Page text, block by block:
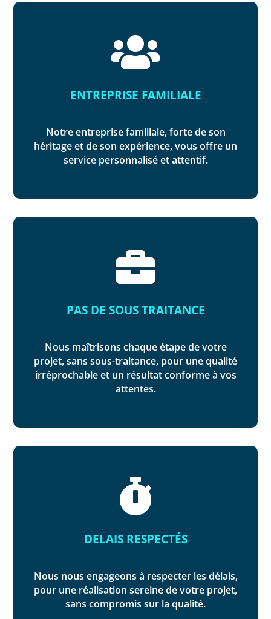

ENTREPRISE FAMILIALE
Notre entreprise familiale, forte de son
héritage et de son expérience, vous offre un
service personnalisé et attentif.

PAS DE SOUS TRAITANCE
Nous maîtrisons chaque étape de votre
projet, sans sous-traitance, pour une qualité
irréprochable et un résultat conforme à vos
attentes.

DELAIS RESPECTÉS
Nous nous engageons à respecter les délais,
pour une réalisation sereine de votre projet,
sans compromis sur la qualité.